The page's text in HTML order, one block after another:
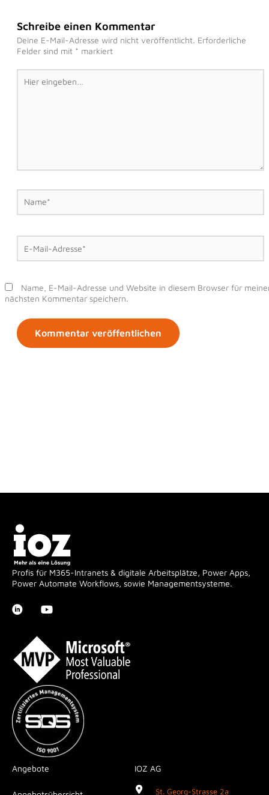
Schreibe einen Kommentar
Deine E-Mail-Adresse wird nicht veröffentlicht. Erforderliche
Felder sind mit * markiert
Hier
eingeben…
Name*
E-
Mail-
Adresse*
Name, E-Mail-Adresse und Website in diesem Browser für
nächsten Kommentar speichern.
Profis für M365-Intranets & digitale Arbeitsplätze, Power Apps,
Power Automate Workflows, sowie Managementsysteme.
Angebote IOZ AG
St. Georg-Strasse 2a